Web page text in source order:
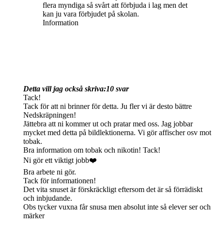
flera myndiga så svårt att förbjuda i lag men det
kan ju vara förbjudet på skolan.
Information
Detta vill jag också skriva:10 svar
Tack!
Tack för att ni brinner för detta. Ju fler vi är desto bättre
Nedskräpningen!
Jättebra att ni kommer ut och pratar med oss. Jag jobbar
mycket med detta på bildlektionerna. Vi gör affischer osv mot
tobak.
Bra information om tobak och nikotin! Tack!
Ni gör ett viktigt jobb❤️
Bra arbete ni gör.
Tack för informationen!
Det vita snuset är förskräckligt eftersom det är så förrädiskt
och inbjudande.
Obs tycker vuxna får snusa men absolut inte så elever ser och
märker